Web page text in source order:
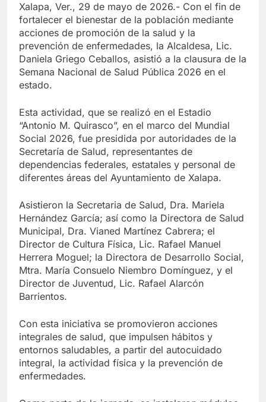
Xalapa, Ver., 29 de mayo de 2026.- Con el fin de
fortalecer el bienestar de la población mediante
acciones de promoción de la salud y la
prevención de enfermedades, la Alcaldesa, Lic.
Daniela Griego Ceballos, asistió a la clausura de la
Semana Nacional de Salud Pública 2026 en el
estado.
Esta actividad, que se realizó en el Estadio
“Antonio M. Quirasco”, en el marco del Mundial
Social 2026, fue presidida por autoridades de la
Secretaría de Salud, representantes de
dependencias federales, estatales y personal de
diferentes áreas del Ayuntamiento de Xalapa.
Asistieron la Secretaria de Salud, Dra. Mariela
Hernández García; así como la Directora de Salud
Municipal, Dra. Vianed Martínez Cabrera; el
Director de Cultura Física, Lic. Rafael Manuel
Herrera Moguel; la Directora de Desarrollo Social,
Mtra. María Consuelo Niembro Domínguez, y el
Director de Juventud, Lic. Rafael Alarcón
Barrientos.
Con esta iniciativa se promovieron acciones
integrales de salud, que impulsen hábitos y
entornos saludables, a partir del autocuidado
integral, la actividad física y la prevención de
enfermedades.